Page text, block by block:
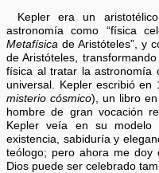
Kepler era un
astronomía como “física
Metafísica de Aristóteles”, y
de Aristóteles,
física al tratar la astronomía
universal. Kepler escribió en
misterio cósmico), un libro
hombre de gran vocación
Kepler veía en su modelo
existencia, sabiduría y
teólogo; pero ahora me doy
Dios puede ser celebrado